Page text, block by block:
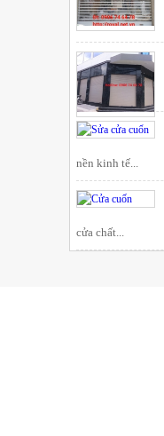
nền kinh tế...
cửa chất...